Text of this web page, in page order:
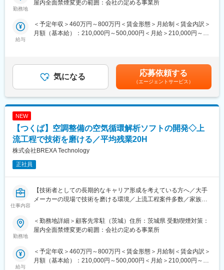
整を自らが行うことでご自身が設計した製品のパフォーマンスを
直接確認することが可能です。
・形態：在籍出向
・事業内容：発電用軽水型原子炉施設、高速炉施設、原子燃料サ
イクル関連施設およびその他関連製品の設計、製造、販売、据付
及び保守に関する業務
・勤務地：茨城県日立市大みか町5丁目2番2号
てメーカー企業に常駐し、メーカー技術社員と同社社員と協力し
て業務致します。
だきます。
・中大型ホイールローダの生産工場移管に関連する設計業務（図
面作成等）
※ご経験スキルに応じて別案件の打診をさせていただく場合もござ
います。ご面接の際に志向性に合わせて様々お話しできればと思
◆使用ツール：
◇NX
◆エンジニアとしてのご活躍例
・大手メーカー様にて早期退職制度を活用された後入社、大手総
合電機メーカー様の案件にてご活躍されている50代後半男性
・大手重工メーカーご出身、生涯エンジニアとしての道を選ぶた
めご入社いただいた40代後半男性
・全社月平均残業時間：20時間程度
・年休：120日程度
り、プロジェクト、働き方など相談できる環境がございます。
・定年：65歳となっており、その後も１年更新での契約社員とし
勤務地
屋内全面禁煙変更の範囲：会社の定める事業所
給与
＜予定年収＞460万円～800万円＜賃金形態＞月給制＜賃金内訳＞
月額（基本給）：210,000円～500,000円＜月給＞210,000円～
の金額であり、選考を通じて上下する可能性があります。月給(月
額)は固定手当を含めた表記です。
気になる 応募依頼する
（エージェントサービス）
NEW
【つくば】空調整備の空気循環解析ソフトの開発◇上
流工程で技術を磨ける／平均残業20H
株式会社BREXA Technology
正社員
仕事内容
【技術者としての長期的なキャリア形成を考えている方へ／大手
メーカーの現場で技術を磨ける環境／上流工程案件多数／家族手
◆職務概要：株式会社アウトソーシングテクノロジーの社員とし
てメーカー企業に常駐し、メーカー技術社員と当社社員と協力し
◆職務詳細：
勤務地
＜勤務地詳細＞顧客先常駐（茨城）住所：茨城県 受動喫煙対策：
屋内全面禁煙変更の範囲：会社の定める事業所
給与
＜予定年収＞460万円～800万円＜賃金形態＞月給制＜賃金内訳＞
月額（基本給）：210,000円～500,000円＜月給＞210,000円～